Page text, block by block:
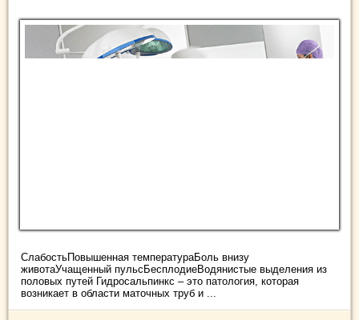
СлабостьПовышенная температураБоль внизу
животаУчащенный пульсБесплодиеВодянистые выделения из
половых путей Гидросальпинкс – это патология, которая
возникает в области маточных труб и ...